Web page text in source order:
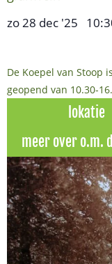
zo 28 dec '25
De Koepel van Stoop
geopend van 10.30-
lokatie
meer over o.m.